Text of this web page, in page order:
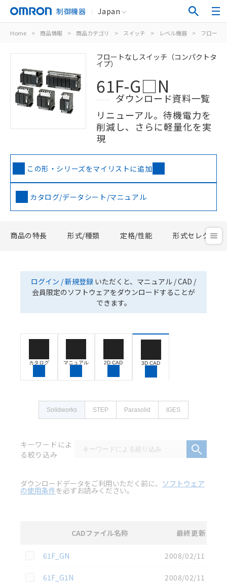
制御機器 Japan
Home > 商品情報 > 商品カテゴリ > スイッチ > レベル機器 > フロート
フロートなしスイッチ（コンパクトタ
イプ）
61F-G□N
ダウンロード資料一覧
リニューアル。待機電力を
削減し、さらに軽量化を実
現
この形・シリーズをマイリストに追加
カタログ/データシート/マニュアル
商品の特長 形式/種類 定格/性能 形式セレクタ
ログイン / 新規登録 いただくと、マニュアル / CAD /
会員限定のソフトウェアをダウンロードすることが
できます。
カタログ マニュアル 2D CAD 3D CAD
Solidworks STEP Parasolid IGES
キーワードによ
る絞り込み
ダウンロードデータをご利用いただく前に、 ソフトウェア
の使用条件を必ずお読みください。
CADファイル名称 最終更新
この資料を選択
61F_GN
2008/02/11
この資料を選択
61F_G1N
2008/02/11